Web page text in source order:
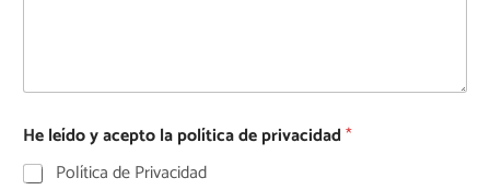
He leído y acepto la política de privacidad*
Política de Privacidad